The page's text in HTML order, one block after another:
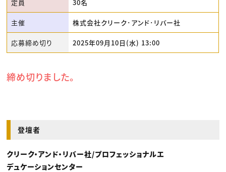
定員 30名
主催 株式会社クリーク･アンド･リバー社
応募締め切り 2025年09月10日(水) 13:00
締め切りました。
登壇者
クリーク・アンド・リバー社/プロフェッショナルエ
デュケーションセンター